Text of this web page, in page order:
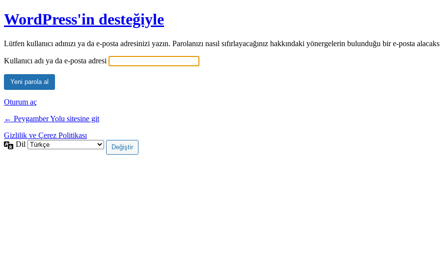
WordPress'in desteğiyle
Lütfen kullanıcı adınızı ya da e-posta adresinizi yazın. Parolanızı nasıl sıfırlayacağınız hakkındaki yönergelerin bulunduğu bir e-posta
Kullanıcı adı ya da e-posta adresi
Oturum aç
← Peygamber Yolu sitesine git
Gizlilik ve Çerez Politikası
Dil